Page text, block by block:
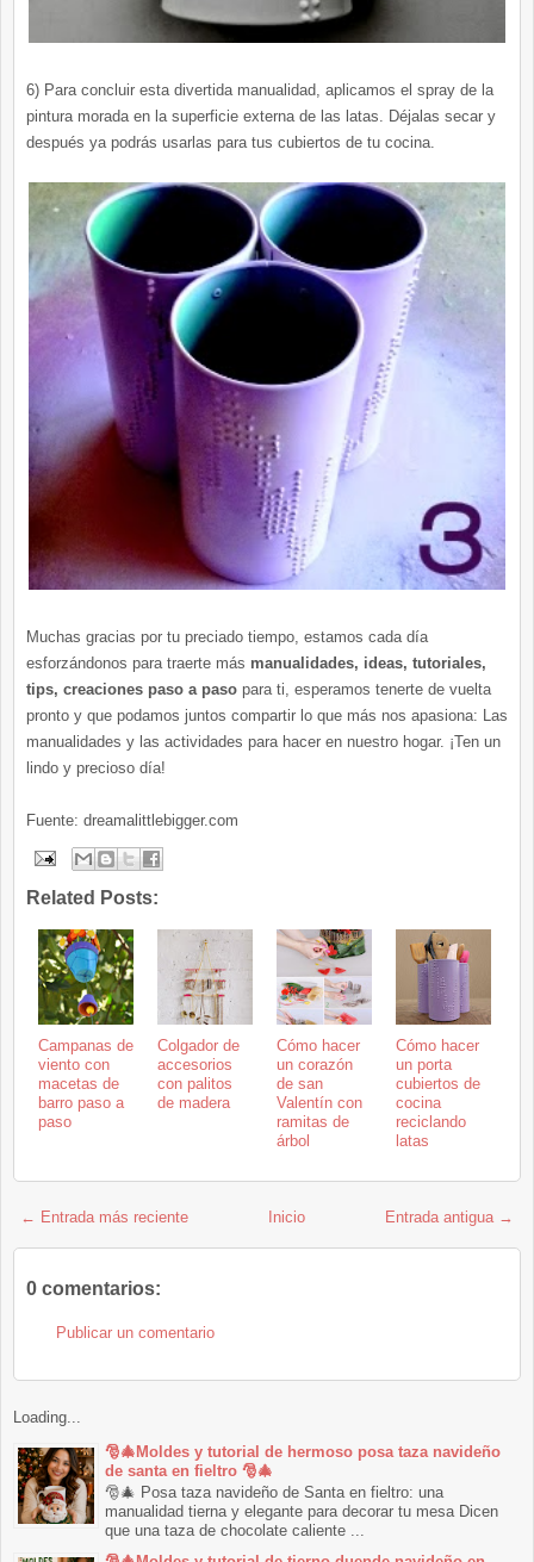
6) Para concluir esta divertida manualidad, aplicamos el spray de la
pintura morada en la superficie externa de las latas. Déjalas secar y
después ya podrás usarlas para tus cubiertos de tu cocina.
Muchas gracias por tu preciado tiempo, estamos cada día
esforzándonos para traerte más manualidades, ideas, tutoriales,
tips, creaciones paso a paso para ti, esperamos tenerte de vuelta
pronto y que podamos juntos compartir lo que más nos apasiona: Las
manualidades y las actividades para hacer en nuestro hogar. ¡Ten un
lindo y precioso día!
Fuente: dreamalittlebigger.com
Related Posts:
Campanas de
viento con
macetas de
barro paso a
paso
Colgador de
accesorios
con palitos
de madera
Cómo hacer
un corazón
de san
Valentín con
ramitas de
árbol
Cómo hacer
un porta
cubiertos de
cocina
reciclando
latas
← Entrada más reciente Entrada antigua →
Inicio
0 comentarios:
Publicar un comentario
Loading...
🎅🎄Moldes y tutorial de hermoso posa taza navideño
de santa en fieltro 🎅🎄
🎅🎄 Posa taza navideño de Santa en fieltro: una
manualidad tierna y elegante para decorar tu mesa Dicen
que una taza de chocolate caliente ...